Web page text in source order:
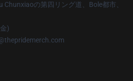
Chunxiaoの第四リング道、Bole都市、
)